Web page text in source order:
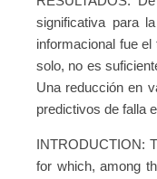
significativa para
informacional fue
solo, no es
Una reducción en
predictivos de falla
INTRODUCTION:
for which, among